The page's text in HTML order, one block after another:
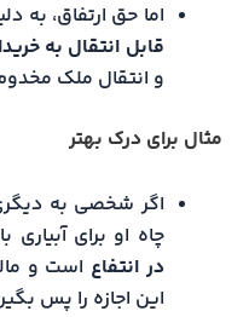
اما حق ارتفاق، به
قابل انتقال به
و انتقال ملک
مثال برای درک بهتر
اگر شخصی به
چاه او برای آبیاری
در انتفاع است و
این اجازه را پس